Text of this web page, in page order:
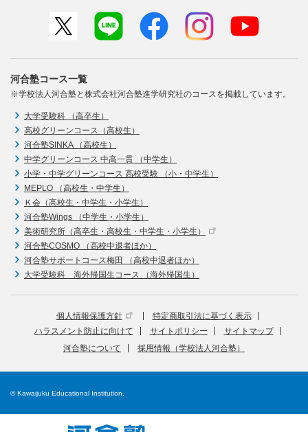
河合塾コース一覧
※学校法人河合塾と株式会社河合塾進学研究社のコースを掲載しています。
大学受験科 （高卒生）
高校グリーンコース（高校生）
河合塾SINKA （高校生）
中学グリーンコース 中高一貫 （中学生）
小学・中学グリーンコース 高校受験 （小・中学生）
MEPLO （高校生・中学生）
Ｋ会（高校生・中学生・小学生）
河合塾Wings （中学生・小学生）
美術研究所（高卒生・高校生・中学生・小学生）
河合塾COSMO （高校中退者ほか）
河合塾サポートコース梅田 （高校中退者ほか）
大学受験科 海外帰国生コース （海外帰国生）
個人情報保護方針
特定商取引法に基づく表示
ハラスメント防止に向けて
サイトポリシー
サイトマップ
河合塾について
採用情報（学校法人河合塾）
© Kawaijuku Educational Institution.